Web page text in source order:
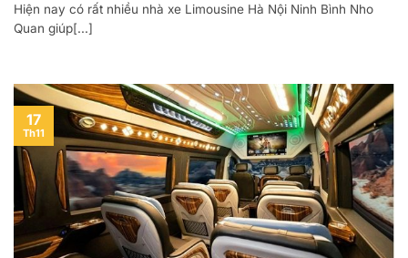
Hiện nay có rất nhiều nhà xe Limousine Hà Nội Ninh Bình Nho
Quan giúp[...]
17
Th11